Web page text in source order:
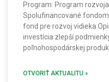
Program: Program
Spolufinancované
fond pre rozvoj vidieka
investícia zlepší
poľnohospodárskej
OTVORIŤ AKTUALITU »